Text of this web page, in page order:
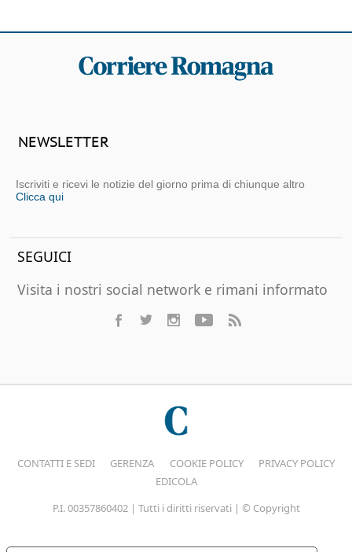
NEWSLETTER
Iscriviti e ricevi le notizie del giorno prima di chiunque altro
Clicca qui
SEGUICI
Visita i nostri social network e rimani informato
CONTATTI E SEDI GERENZA COOKIE POLICY
PRIVACY POLICY
EDICOLA
P.I. 00357860402 | Tutti i diritti riservati | © Copyright